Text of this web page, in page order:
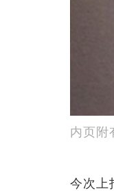
内页附
今次